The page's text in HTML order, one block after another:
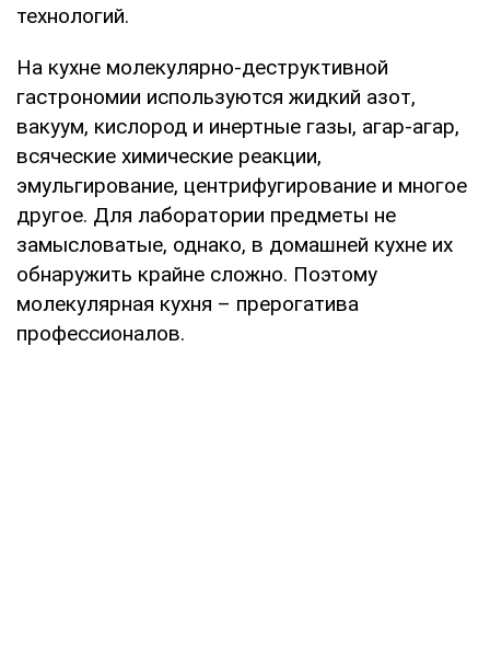
технологий.
На кухне молекулярно-деструктивной
гастрономии используются жидкий азот,
вакуум, кислород и инертные газы, агар-агар,
всяческие химические реакции,
эмульгирование, центрифугирование и многое
другое. Для лаборатории предметы не
замысловатые, однако, в домашней кухне их
обнаружить крайне сложно. Поэтому
молекулярная кухня – прерогатива
профессионалов.